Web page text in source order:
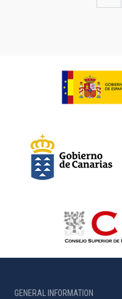
GENERAL INFORMATION